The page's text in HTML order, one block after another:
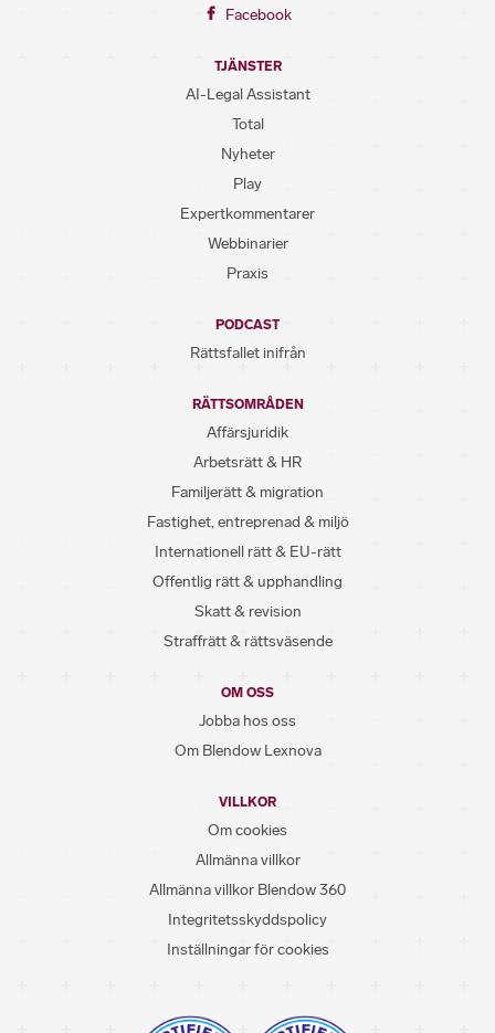
Facebook
TJÄNSTER
AI-Legal Assistant
Total
Nyheter
Play
Expertkommentarer
Webbinarier
Praxis
PODCAST
Rättsfallet inifrån
RÄTTSOMRÅDEN
Affärsjuridik
Arbetsrätt & HR
Familjerätt & migration
Fastighet, entreprenad & miljö
Internationell rätt & EU-rätt
Offentlig rätt & upphandling
Skatt & revision
Straffrätt & rättsväsende
OM OSS
Jobba hos oss
Om Blendow Lexnova
VILLKOR
Om cookies
Allmänna villkor
Allmänna villkor Blendow 360
Integritetsskyddspolicy
Inställningar för cookies